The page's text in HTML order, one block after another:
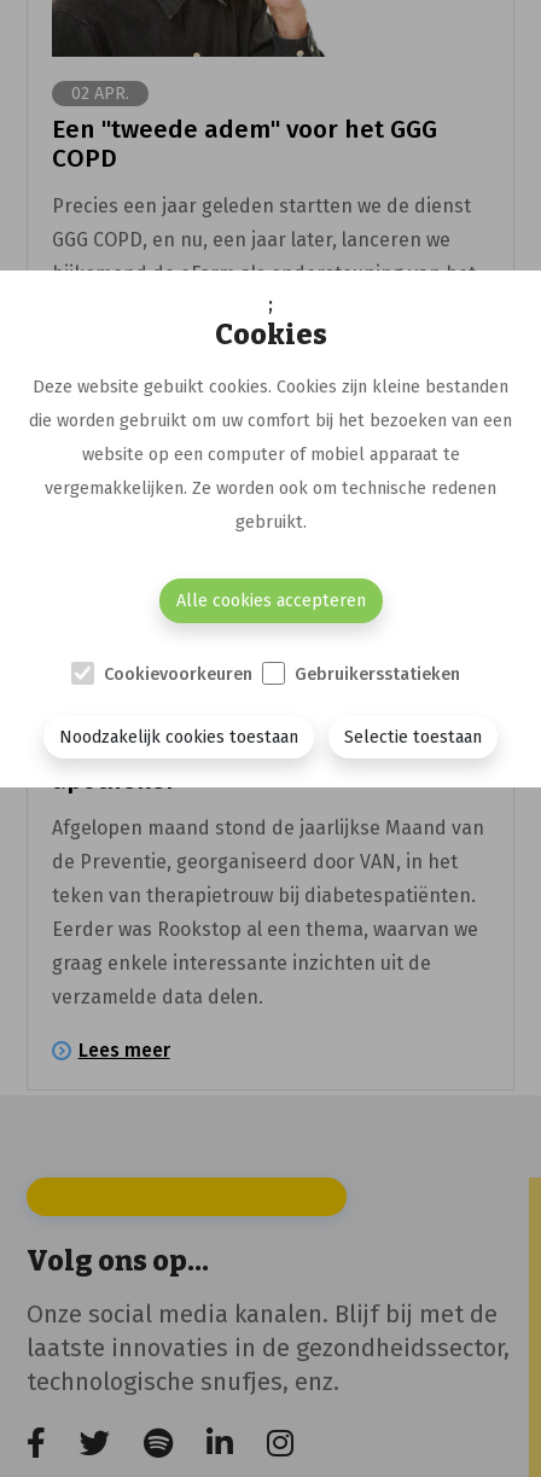
;
Cookies
Deze website gebuikt cookies. Cookies zijn kleine bestanden
die worden gebruikt om uw comfort bij het bezoeken van een
website op een computer of mobiel apparaat te
vergemakkelijken. Ze worden ook om technische redenen
gebruikt.
Alle cookies accepteren
Cookievoorkeuren Gebruikersstatieken
Noodzakelijk cookies toestaan Selectie toestaan
02 APR.
Een "tweede adem" voor het GGG
COPD
Precies een jaar geleden startten we de dienst
GGG COPD, en nu, een jaar later, lanceren we
bijkomend de eForm als ondersteuning van het
Stoppen met roken dankzij je
apotheker
Afgelopen maand stond de jaarlijkse Maand van
de Preventie, georganiseerd door VAN, in het
teken van therapietrouw bij diabetespatiënten.
Eerder was Rookstop al een thema, waarvan we
graag enkele interessante inzichten uit de
verzamelde data delen.
Lees meer
Volg ons op...
Onze social media kanalen. Blijf bij met de
laatste innovaties in de gezondheidssector,
technologische snufjes, enz.